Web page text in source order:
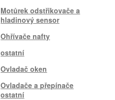
Motůrek odstřikovače a
hladinový sensor
Ohřívače nafty
ostatní
Ovladač oken
Ovladače a přepínače
ostatní